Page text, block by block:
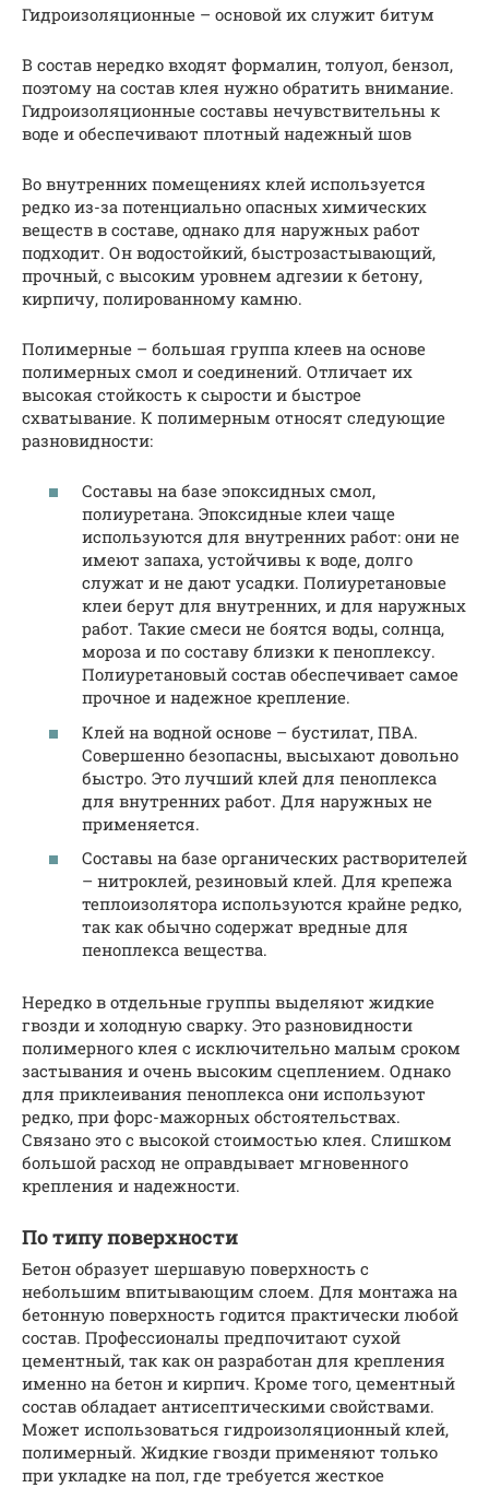
Гидроизоляционные – основой их служит битум
В состав нередко входят формалин, толуол, бензол,
поэтому на состав клея нужно обратить внимание.
Гидроизоляционные составы нечувствительны к
воде и обеспечивают плотный надежный шов
Во внутренних помещениях клей используется
редко из-за потенциально опасных химических
веществ в составе, однако для наружных работ
подходит. Он водостойкий, быстрозастывающий,
прочный, с высоким уровнем адгезии к бетону,
кирпичу, полированному камню.
Полимерные – большая группа клеев на основе
полимерных смол и соединений. Отличает их
высокая стойкость к сырости и быстрое
схватывание. К полимерным относят следующие
разновидности:
Составы на базе эпоксидных смол,
полиуретана. Эпоксидные клеи чаще
используются для внутренних работ: они не
имеют запаха, устойчивы к воде, долго
служат и не дают усадки. Полиуретановые
клеи берут для внутренних, и для наружных
работ. Такие смеси не боятся воды, солнца,
мороза и по составу близки к пеноплексу.
Полиуретановый состав обеспечивает самое
прочное и надежное крепление.
Клей на водной основе – бустилат, ПВА.
Совершенно безопасны, высыхают довольно
быстро. Это лучший клей для пеноплекса
для внутренних работ. Для наружных не
применяется.
Составы на базе органических растворителей
– нитроклей, резиновый клей. Для крепежа
теплоизолятора используются крайне редко,
так как обычно содержат вредные для
пеноплекса вещества.
Нередко в отдельные группы выделяют жидкие
гвозди и холодную сварку. Это разновидности
полимерного клея с исключительно малым сроком
застывания и очень высоким сцеплением. Однако
для приклеивания пеноплекса они используют
редко, при форс-мажорных обстоятельствах.
Связано это с высокой стоимостью клея. Слишком
большой расход не оправдывает мгновенного
крепления и надежности.
По типу поверхности
Бетон образует шершавую поверхность с
небольшим впитывающим слоем. Для монтажа на
бетонную поверхность годится практически любой
состав. Профессионалы предпочитают сухой
цементный, так как он разработан для крепления
именно на бетон и кирпич. Кроме того, цементный
состав обладает антисептическими свойствами.
Может использоваться гидроизоляционный клей,
полимерный. Жидкие гвозди применяют только
при укладке на пол, где требуется жесткое